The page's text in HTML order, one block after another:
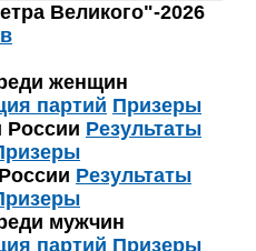
Великого"-2026
женщин
партий Призеры
России Результаты
Результаты
мужчин
партий Призеры